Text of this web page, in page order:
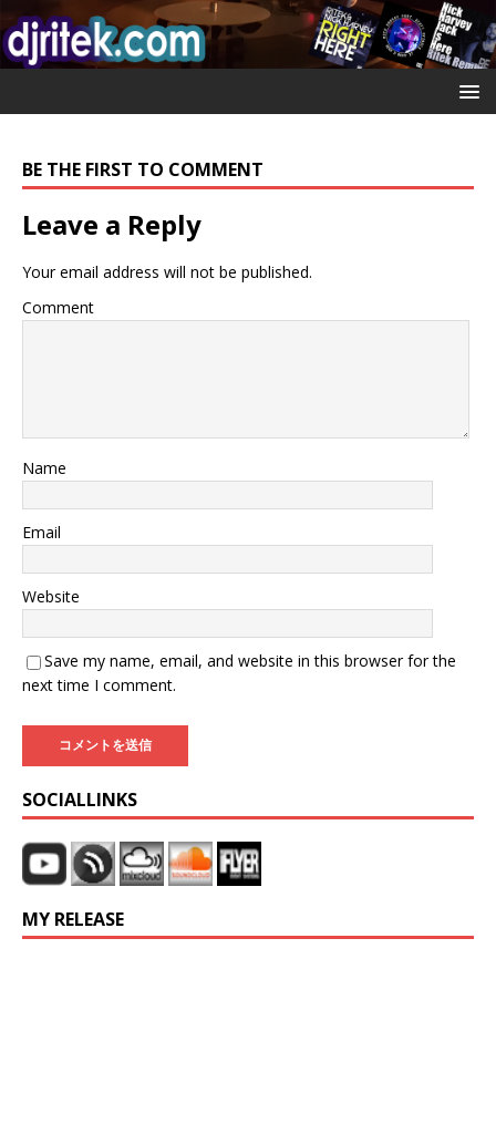
BE THE FIRST TO COMMENT
Leave a Reply
Your email address will not be published.
Comment
Name
Email
Website
Save my name, email, and website in this browser for the
next time I comment.
SOCIALLINKS
MY RELEASE